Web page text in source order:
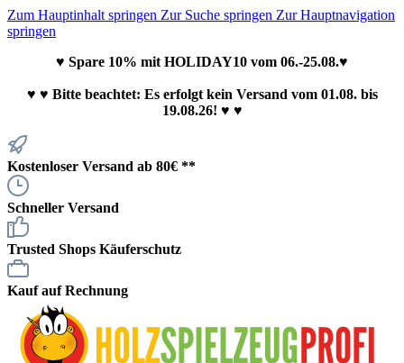
Zum Hauptinhalt springen Zur Suche springen Zur Hauptnavigation
springen
♥ Spare 10% mit HOLIDAY10 vom 06.-25.08.♥
♥ ♥ Bitte beachtet: Es erfolgt kein Versand vom 01.08. bis
19.08.26! ♥ ♥
Kostenloser Versand ab 80€ **
Schneller Versand
Trusted Shops Käuferschutz
Kauf auf Rechnung